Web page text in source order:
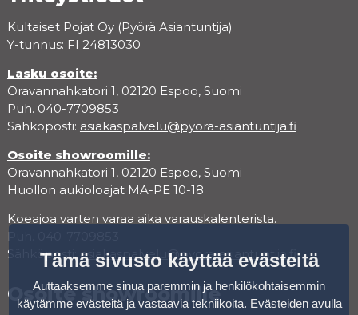
Kultaiset Pojat Oy (Pyörä Asiantuntija)
Y-tunnus: FI 24813030
Lasku osoite:
Oravannahkatori 1, 02120 Espoo, Suomi
Puh. 040-7709853
Sähköposti: asiakaspalvelu@pyora-asiantuntija.fi
Osoite showroomille:
Oravannahkatori 1, 02120 Espoo, Suomi
Huollon aukioloajat MA-PE 10-18
Koeajoa varten varaa aika varauskalenterista.
Sähköposti: asiakaspalvelu@pyora-asiantuntija.fi
Osoite showroomille
Tämä sivusto käyttää evästeitä
Auttaaksemme sinua paremmin ja henkilökohtaisemmin
käytämme evästeitä ja vastaavia tekniikoita. Evästeiden avulla